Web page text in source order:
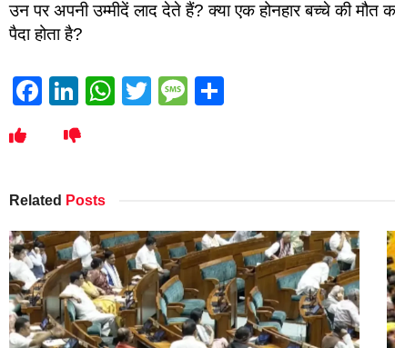
उन पर अपनी उम्मीदें लाद देते हैं? क्या एक होनहार बच्चे की मौत
पैदा होता है?
Facebook
LinkedIn
WhatsApp
TwitterMessage
Related Posts